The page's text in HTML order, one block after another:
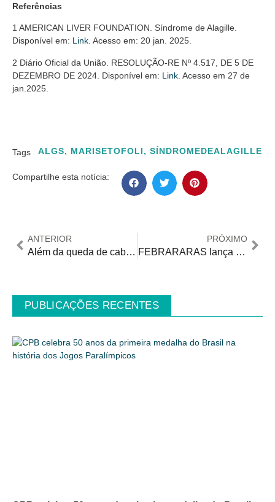
Referências
1 AMERICAN LIVER FOUNDATION. Síndrome de Alagille.
Disponível em: Link . Acesso em: 20 jan. 2025.
2 Diário Oficial da União. RESOLUÇÃO-RE Nº 4.517, DE 5 DE
DEZEMBRO DE 2024. Disponível em: Link . Acesso em 27 de
jan.2025.
Tags ALGS, MARISETOFOLI, SÍNDROMEDEALAGILLE
Compartilhe esta notícia:
ANTERIOR
Além da queda de cabelo: alguns tipos de câncer podem ter a estomia como consequência do tratamento
PRÓXIMO
FEBRARARAS lança campanha “Futuros, abraços e histórias não se apagam”
PUBLICAÇÕES RECENTES